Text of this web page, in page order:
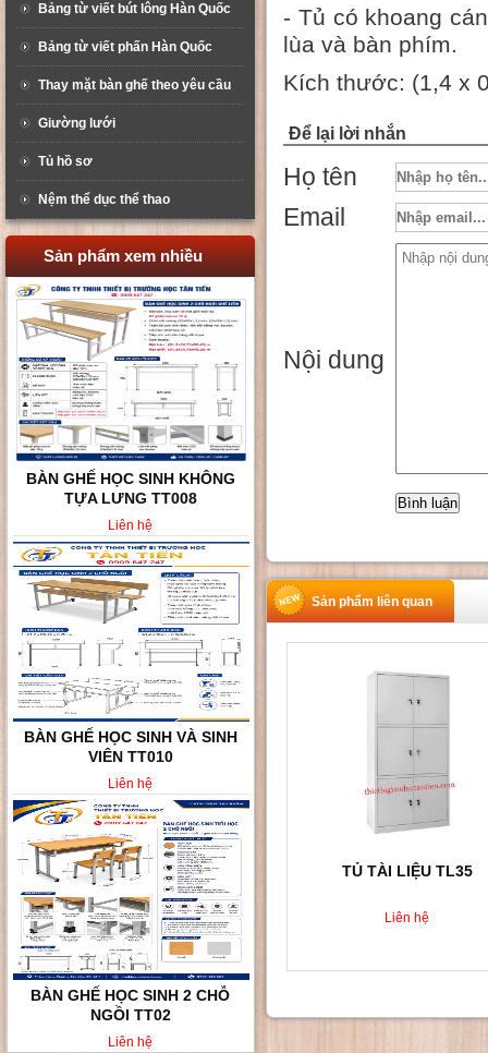
Bảng từ viết bút lông Hàn Quốc
Bảng từ viết phấn Hàn Quốc
Thay mặt bàn ghế theo yêu cầu
Giường lưới
Tủ hồ sơ
Nệm thể dục thể thao
Sản phẩm xem nhiều
BÀN GHẾ HỌC SINH KHÔNG
TỰA LƯNG TT008
Liên hệ
BÀN GHẾ HỌC SINH VÀ SINH
VIÊN TT010
Liên hệ
BÀN GHẾ HỌC SINH 2 CHỖ
NGỒI TT02
Liên hệ
- Tủ có khoang
lùa và bàn phím.
Kích thước: (1,4 x
Để lại lời nhắn
Họ tên
Email
Nội dung
Sản phẩm liên quan
TỦ TÀI LIỆU TL35
Liên hệ